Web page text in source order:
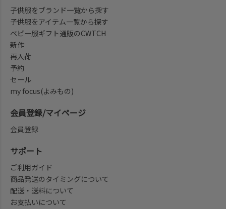
子供服をブランド一覧から探す
子供服をアイテム一覧から探す
ベビー服ギフト通販のCWTCH
新作
再入荷
予約
セール
my focus(よみもの)
会員登録/マイページ
会員登録
サポート
ご利用ガイド
商品発送のタイミングについて
配送・送料について
お支払いについて